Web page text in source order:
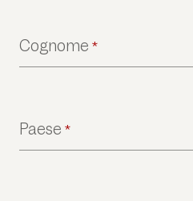
Cognome *
Paese *